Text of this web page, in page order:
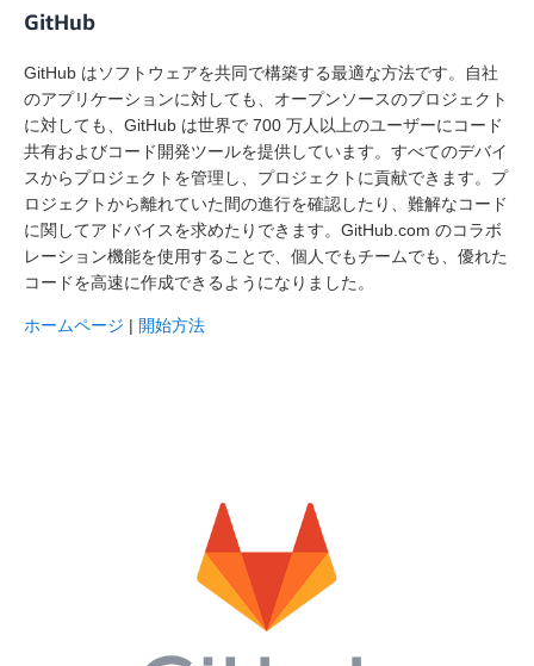
GitHub
GitHub はソフトウェアを共同で構築する最適な方法です。自社
のアプリケーションに対しても、オープンソースのプロジェクト
に対しても、GitHub は世界で 700 万人以上のユーザーにコード
共有およびコード開発ツールを提供しています。すべてのデバイ
スからプロジェクトを管理し、プロジェクトに貢献できます。プ
ロジェクトから離れていた間の進行を確認したり、難解なコード
に関してアドバイスを求めたりできます。GitHub.com のコラボ
レーション機能を使用することで、個人でもチームでも、優れた
コードを高速に作成できるようになりました。
ホームページ | 開始方法